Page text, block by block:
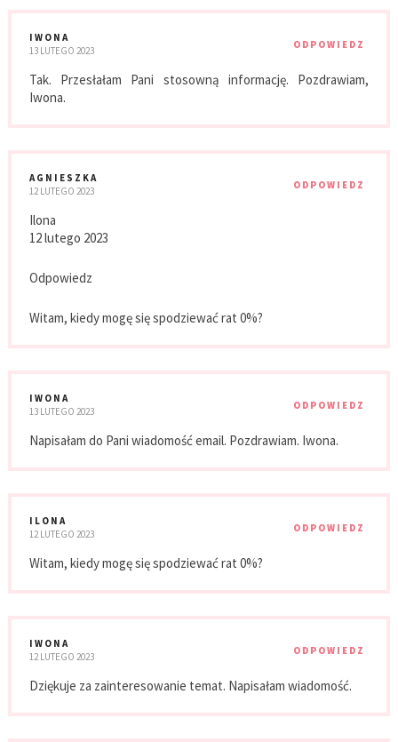
IWONA
13 LUTEGO 2023
ODPOWIEDZ
Tak. Przesłałam Pani stosowną informację. Pozdrawiam,
Iwona.
AGNIESZKA
12 LUTEGO 2023
ODPOWIEDZ
Ilona
12 lutego 2023
Odpowiedz
Witam, kiedy mogę się spodziewać rat 0%?
IWONA
13 LUTEGO 2023
ODPOWIEDZ
Napisałam do Pani wiadomość email. Pozdrawiam. Iwona.
ILONA
12 LUTEGO 2023
ODPOWIEDZ
Witam, kiedy mogę się spodziewać rat 0%?
IWONA
12 LUTEGO 2023
ODPOWIEDZ
Dziękuje za zainteresowanie temat. Napisałam wiadomość.